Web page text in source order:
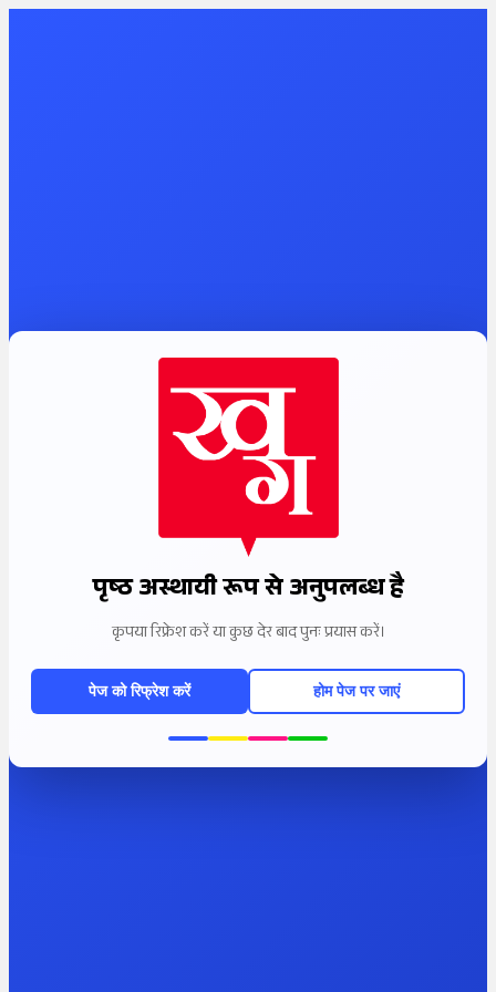
पृष्ठ अस्थायी रूप से अनुपलब्ध है
कृपया रिफ्रेश करें या कुछ देर बाद पुनः प्रयास करें।
पेज को रिफ्रेश करें होम पेज पर जाएं